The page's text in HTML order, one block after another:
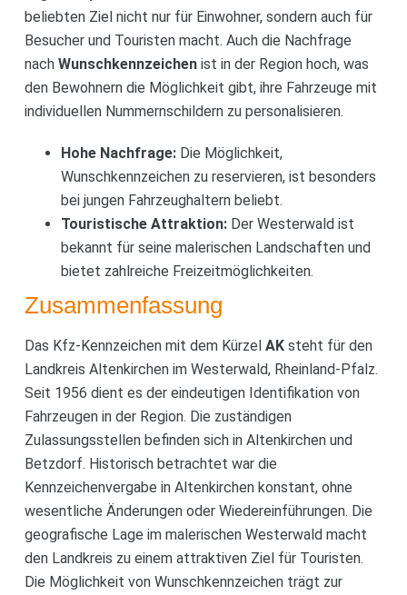
beliebten Ziel nicht nur für Einwohner, sondern auch für
Besucher und Touristen macht. Auch die Nachfrage
nach Wunschkennzeichenist in der Region hoch, was
den Bewohnern die Möglichkeit gibt, ihre Fahrzeuge mit
individuellen Nummernschildern zu personalisieren.
Hohe Nachfrage:Die Möglichkeit,
Wunschkennzeichen zu reservieren, ist besonders
bei jungen Fahrzeughaltern beliebt.
Touristische Attraktion:Der Westerwald ist
bekannt für seine malerischen Landschaften und
bietet zahlreiche Freizeitmöglichkeiten.
Zusammenfassung
Das Kfz-Kennzeichen mit dem Kürzel AKsteht für den
Landkreis Altenkirchen im Westerwald, Rheinland-Pfalz.
Seit 1956 dient es der eindeutigen Identifikation von
Fahrzeugen in der Region. Die zuständigen
Zulassungsstellen befinden sich in Altenkirchen und
Betzdorf. Historisch betrachtet war die
Kennzeichenvergabe in Altenkirchen konstant, ohne
wesentliche Änderungen oder Wiedereinführungen. Die
geografische Lage im malerischen Westerwald macht
den Landkreis zu einem attraktiven Ziel für Touristen.
Die Möglichkeit von Wunschkennzeichen trägt zur